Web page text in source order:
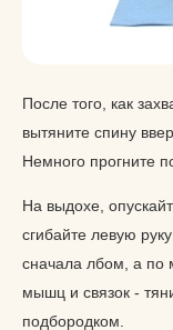
После того, как
вытяните спину
Немного прогните
На выдохе,
сгибайте левую
сначала лбом, а по
мышц и связок -
подбородком.